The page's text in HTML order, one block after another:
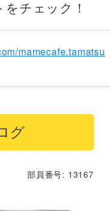
チェック！
mamecafe.tamatsu
グ
部員番号: 13167